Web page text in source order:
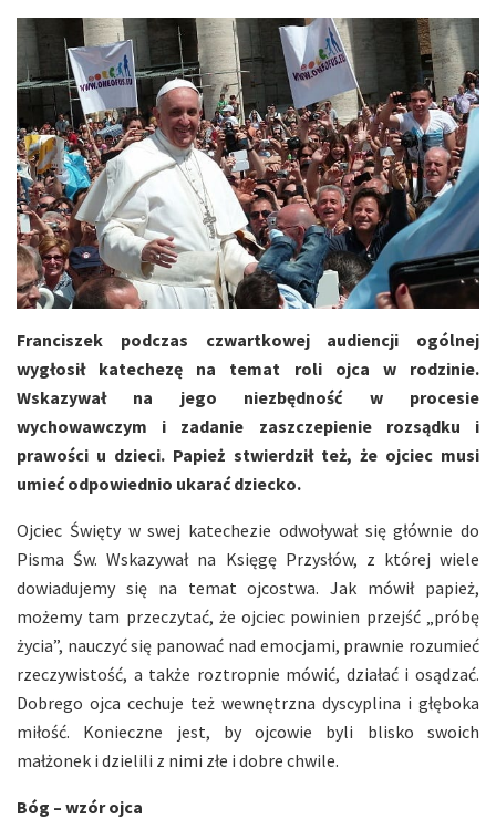
Franciszek podczas czwartkowej audiencji ogólnej
wygłosił katechezę na temat roli ojca w rodzinie.
Wskazywał na jego niezbędność w procesie
wychowawczym i zadanie zaszczepienie rozsądku i
prawości u dzieci. Papież stwierdził też, że ojciec musi
umieć odpowiednio ukarać dziecko.
Ojciec Święty w swej katechezie odwoływał się głównie do
Pisma Św. Wskazywał na Księgę Przysłów, z której wiele
dowiadujemy się na temat ojcostwa. Jak mówił papież,
możemy tam przeczytać, że ojciec powinien przejść „próbę
życia”, nauczyć się panować nad emocjami, prawnie rozumieć
rzeczywistość, a także roztropnie mówić, działać i osądzać.
Dobrego ojca cechuje też wewnętrzna dyscyplina i głęboka
miłość. Konieczne jest, by ojcowie byli blisko swoich
małżonek i dzielili z nimi złe i dobre chwile.
Bóg – wzór ojca